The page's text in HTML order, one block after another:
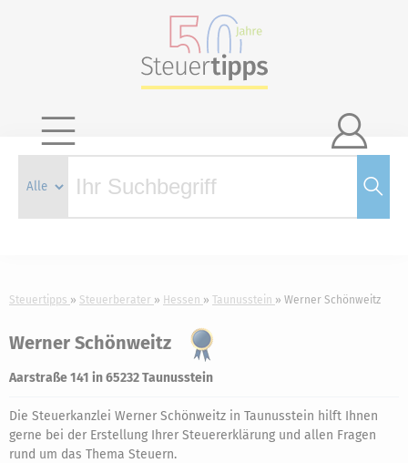

Steuertipps Steuerberater Hessen Taunusstein Werner Schönweitz
Werner Schönweitz
Aarstraße 141 in 65232 Taunusstein
Die Steuerkanzlei Werner Schönweitz in Taunusstein hilft Ihnen
gerne bei der Erstellung Ihrer Steuererklärung und allen Fragen
rund um das Thema Steuern.